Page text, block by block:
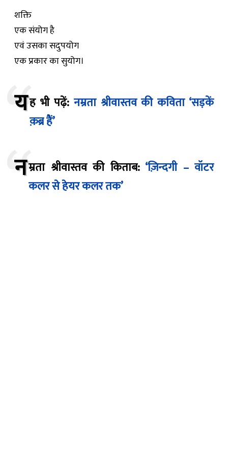
शक्ति
एक संयोग है
एवं उसका सदुपयोग
एक प्रकार का सुयोग।
यह भी पढ़ें: नम्रता श्रीवास्तव की कविता ‘सड़कें
क़ब्र हैं’
नम्रता श्रीवास्तव की किताब: ‘ज़िन्दगी – वॉटर
कलर से हेयर कलर तक’